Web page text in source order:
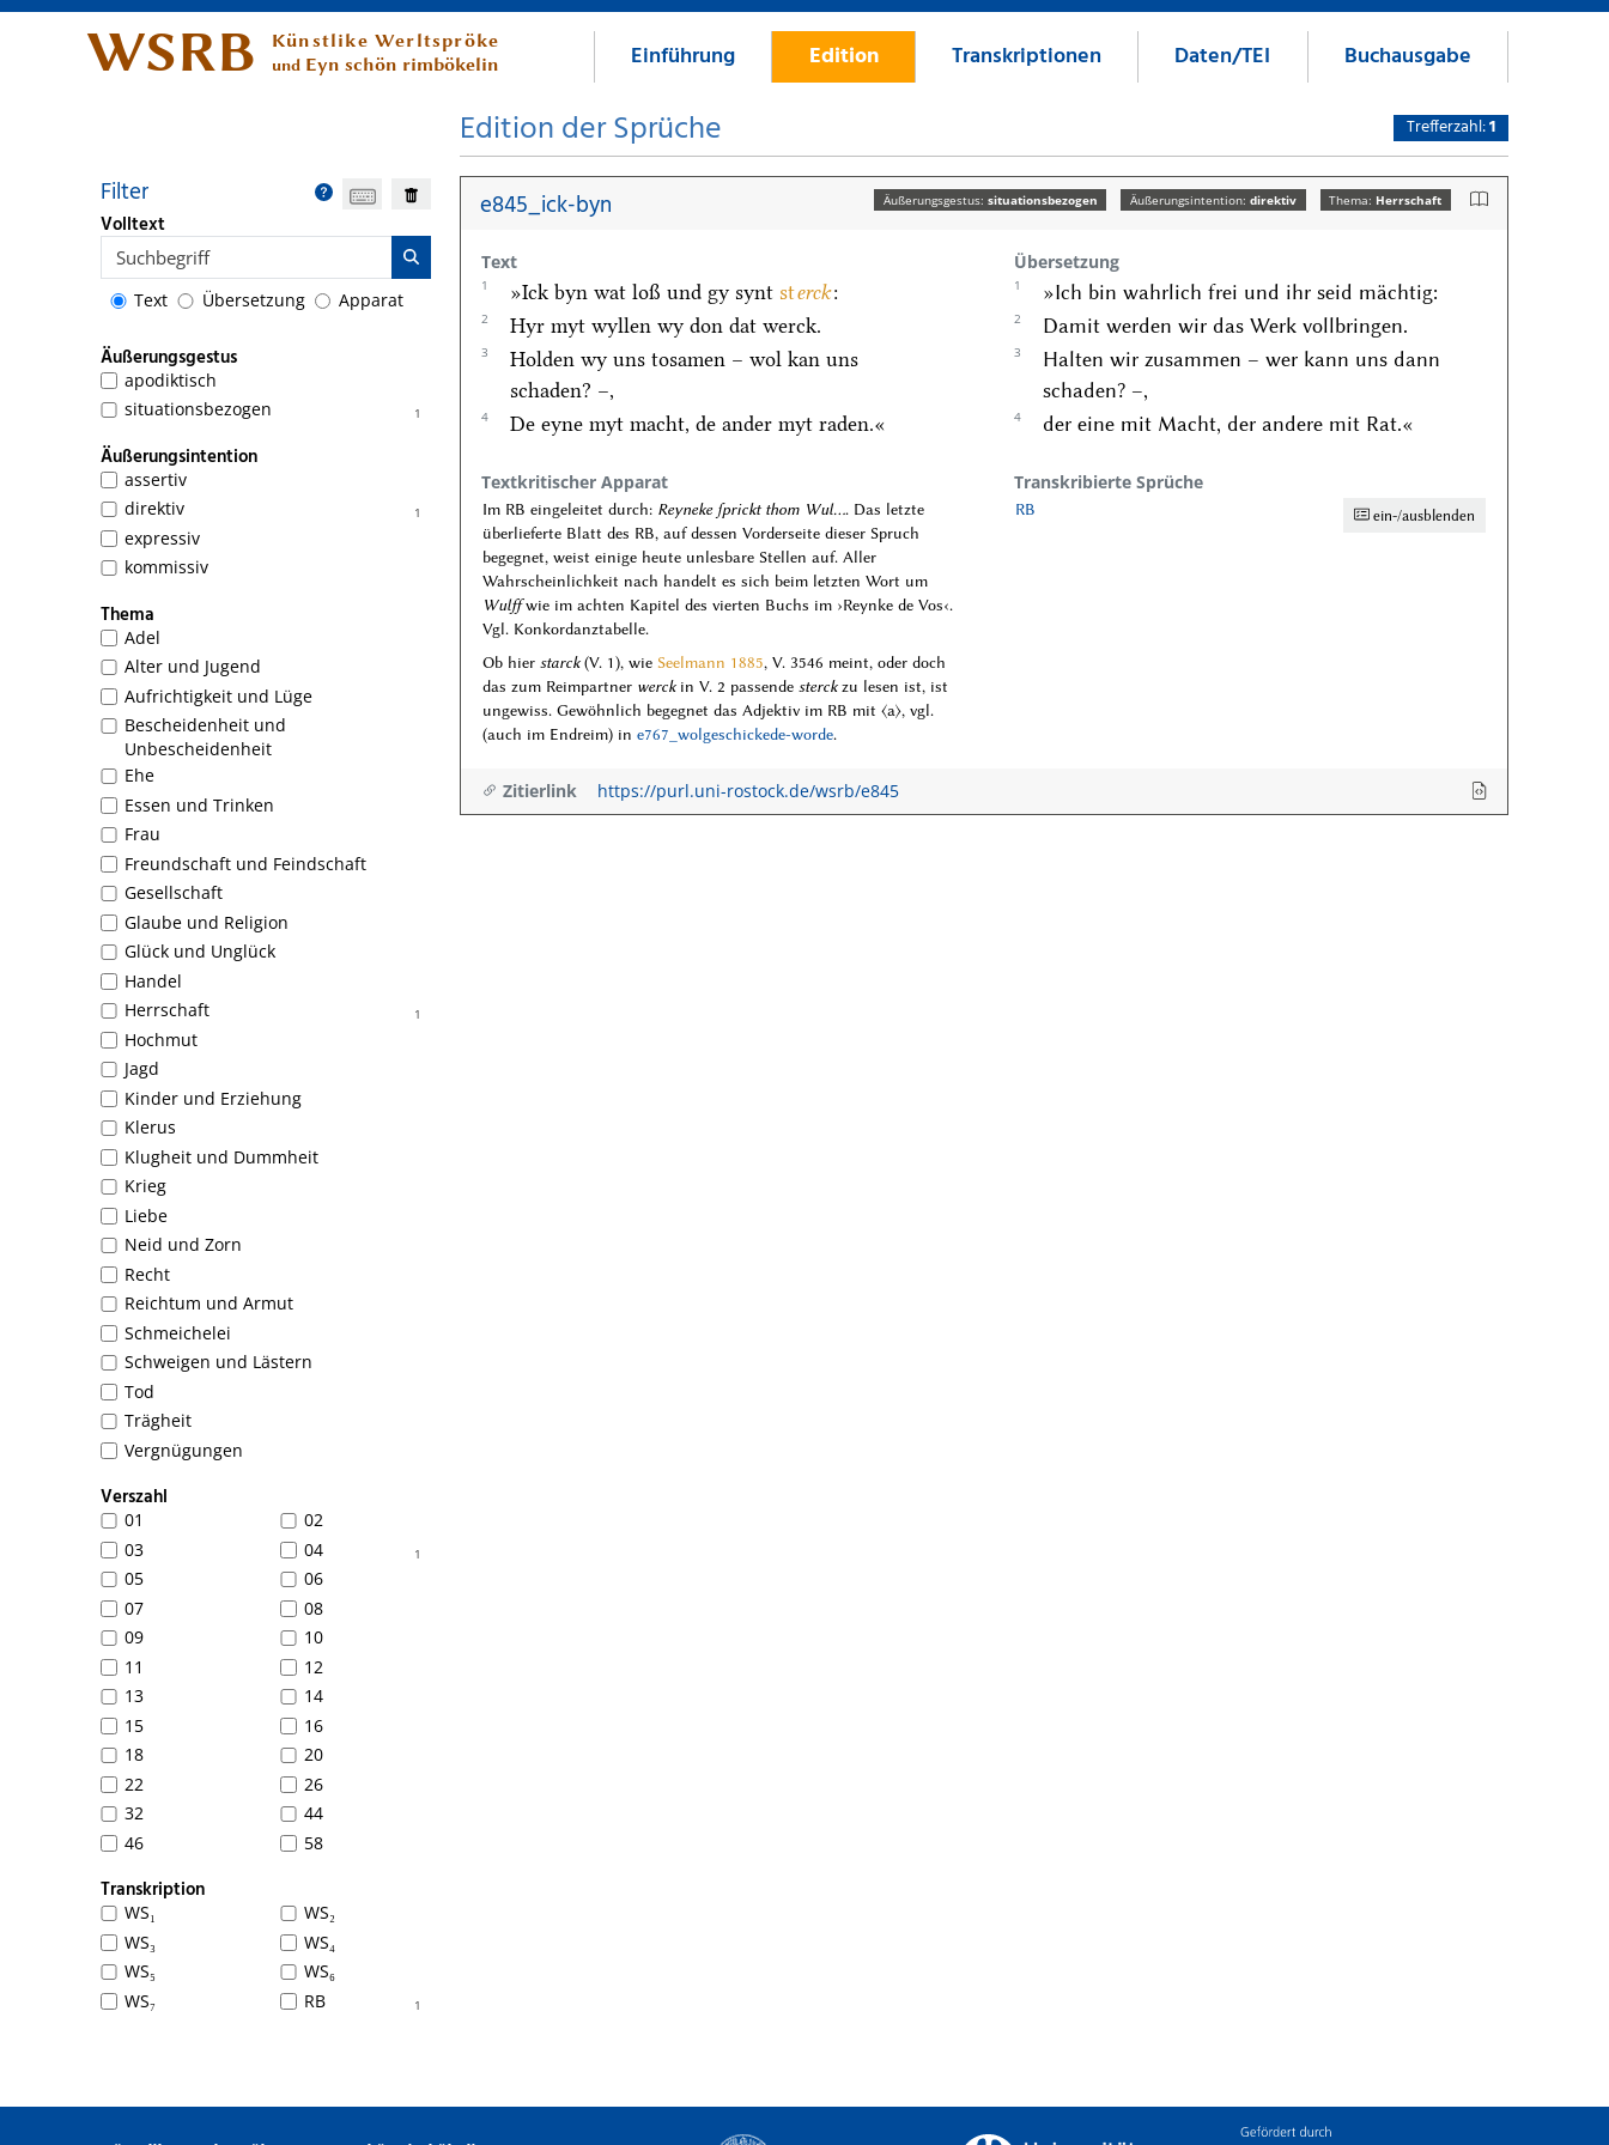
WSRB Künstlike Werltspröke
und Eyn schön rimbökelin Einführung Edition Transkriptionen Daten/TEI Buchausgabe
Filter
Volltext
Text Übersetzung Apparat
Äußerungsgestus
apodiktisch
1
situationsbezogen
Äußerungsintention
assertiv
1
direktiv
expressiv
kommissiv
Thema
Adel
Alter und Jugend
Aufrichtigkeit und Lüge
Bescheidenheit und
Unbescheidenheit
Ehe
Essen und Trinken
Frau
Freundschaft und Feindschaft
Gesellschaft
Glaube und Religion
Glück und Unglück
Handel
1
Herrschaft
Hochmut
Jagd
Kinder und Erziehung
Klerus
Klugheit und Dummheit
Krieg
Liebe
Neid und Zorn
Recht
Reichtum und Armut
Schmeichelei
Schweigen und Lästern
Tod
Trägheit
Vergnügungen
Verszahl
01
02
03
1
04
05
06
07
08
09
10
11
12
13
14
15
16
18
20
22
26
32
44
46
58
Transkription
WS₁
WS₂
WS₃
WS₄
WS₅
WS₆
WS₇
1
RB
Edition der Sprüche Trefferzahl:1
Äußerungsgestus: situationsbezogen Äußerungsintention:direktiv Thema: Herrschaft
e845_ick-byn
Text Übersetzung
1 »Ick byn wat loß und gy synt sterck: 1 »Ich bin wahrlich frei und ihr seid mächtig:
2 Hyr myt wyllen wy don dat werck. 2 Damit werden wir das Werk vollbringen.
3
Holden wy uns tosamen – wol kan uns
schaden? –,
3
Halten wir zusammen – wer kann uns dann
schaden? –,
4 De eyne myt macht, de ander myt raden.« 4 der eine mit Macht, der andere mit Rat.«
Textkritischer Apparat Transkribierte Sprüche
Im RB eingeleitet durch: Reyneke ſprickt thom Wul…. Das letzte
überlieferte Blatt des RB, auf dessen Vorderseite dieser Spruch
begegnet, weist einige heute unlesbare Stellen auf. Aller
Wahrscheinlichkeit nach handelt es sich beim letzten Wort um
Wulffwie im achten Kapitel des vierten Buchs im ›Reynke de Vos‹.
Vgl. Konkordanztabelle.
Ob hier starck(V. 1), wie Seelmann 1885, V. 3546 meint, oder doch
das zum Reimpartner werckin V. 2 passende sterckzu lesen ist, ist
ungewiss. Gewöhnlich begegnet das Adjektiv im RB mit ⟨a⟩, vgl.
(auch im Endreim) in e767_wolgeschickede-worde.
ein-/ausblenden
RB
Zitierlink https://purl.uni-rostock.de/wsrb/e845